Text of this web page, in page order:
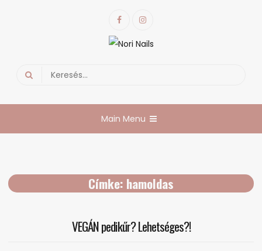
FacebookInstagram
Nori Nails
Search
Main Menu
Címke: hamoldas
VEGÁN pedikűr? Lehetséges?!